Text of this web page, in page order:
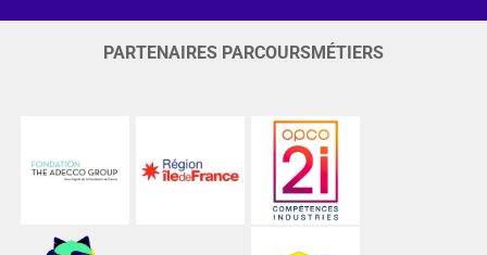
PARTENAIRES PARCOURSMÉTIERS